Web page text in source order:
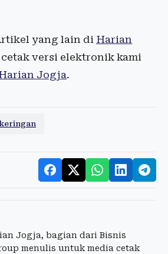
yang lain di Harian
cetak versi elektronik kami
Jogja.
Jogja, bagian dari Bisnis
menulis untuk media cetak